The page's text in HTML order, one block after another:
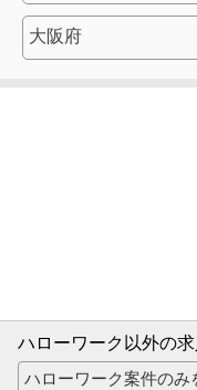
ハローワーク以外の